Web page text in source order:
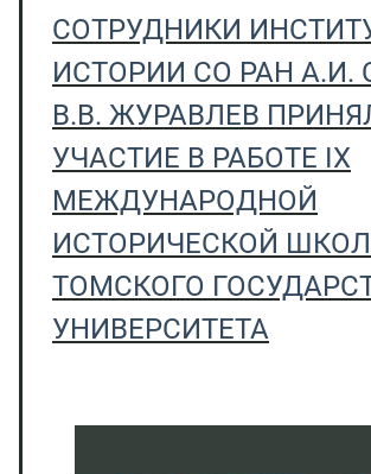
СОТРУДНИКИ
ИСТОРИИ СО РАН А.И.
В.В. ЖУРАВЛЕВ
УЧАСТИЕ В РАБОТЕ IX
МЕЖДУНАРОДНОЙ
ИСТОРИЧЕСКОЙ
ТОМСКОГО
УНИВЕРСИТЕТА